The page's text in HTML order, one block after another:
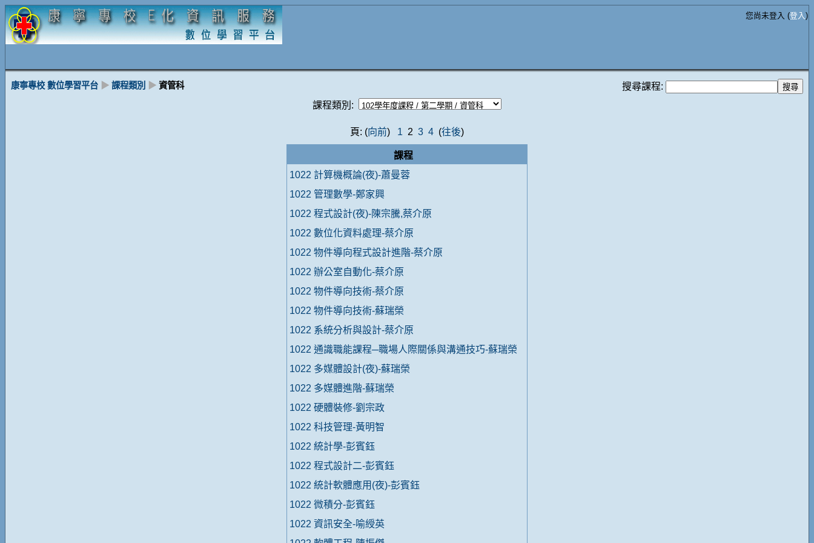
您尚未登入 (登入)
康寧專校 數位學習平台 ▶ 課程類別 ▶ 資管科
搜尋課程:
課程類別:
頁: (向前) 1 2 3 4 (往後)
課程
1022 計算機概論(夜)-蕭曼蓉
1022 管理數學-鄭家興
1022 程式設計(夜)-陳宗騰,蔡介原
1022 數位化資料處理-蔡介原
1022 物件導向程式設計進階-蔡介原
1022 辦公室自動化-蔡介原
1022 物件導向技術-蔡介原
1022 物件導向技術-蘇瑞榮
1022 系統分析與設計-蔡介原
1022 通識職能課程─職場人際關係與溝通技巧-蘇瑞榮
1022 多媒體設計(夜)-蘇瑞榮
1022 多媒體進階-蘇瑞榮
1022 硬體裝修-劉宗政
1022 科技管理-黃明智
1022 統計學-彭賓鈺
1022 程式設計二-彭賓鈺
1022 統計軟體應用(夜)-彭賓鈺
1022 微積分-彭賓鈺
1022 資訊安全-喻綬英